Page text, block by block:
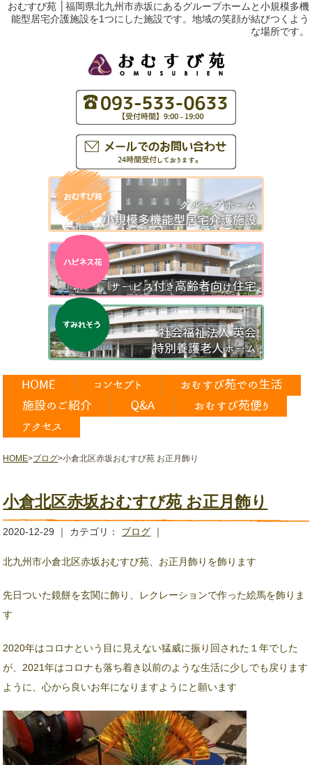
おむすび苑 │福岡県北九州市赤坂にあるグループホームと小規模多機
能型居宅介護施設を1つにした施設です。地域の笑顔が結びつくよう
な場所です。
HOME>ブログ>小倉北区赤坂おむすび苑 お正月飾り
小倉北区赤坂おむすび苑 お正月飾り
2020-12-29 ｜ カテゴリ： ブログ ｜
北九州市小倉北区赤坂おむすび苑、お正月飾りを飾ります
先日ついた鏡餅を玄関に飾り、レクレーションで作った絵馬を飾りま
す
2020年はコロナという目に見えない猛威に振り回された１年でした
が、2021年はコロナも落ち着き以前のような生活に少しでも戻ります
ように、心から良いお年になりますようにと願います